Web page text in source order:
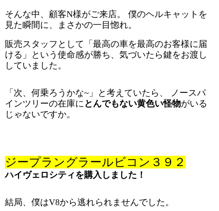
そんな中、顧客N様がご来店。 僕のヘルキャットを
見た瞬間に、まさかの一目惚れ。
販売スタッフとして「最高の車を最高のお客様に届
ける」という使命感が勝ち、気づいたら鍵をお渡し
していました。
「次、何乗ろうかな~」と考えていたら、 ノースパ
インツリーの在庫に とんでもない黄色い怪物がいる
じゃないですか。
ジープラングラールビコン３９２
ハイヴェロシティを購入しました！
結局、僕はV8から逃れられませんでした。